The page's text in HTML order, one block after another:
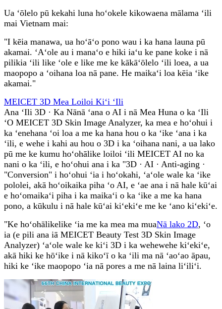
Ua ʻōlelo pū kekahi luna hoʻokele kikowaena mālama ʻili
mai Vietnam mai:
"I kēia manawa, ua hoʻāʻo pono wau i ka hana launa pū
akamai. ʻAʻole au i manaʻo e hiki iaʻu ke pane koke i nā
pilikia ʻili like ʻole e like me ke kākāʻōlelo ʻili loea, a ua
maopopo a ʻoihana loa nā pane. He maikaʻi loa kēia ʻike
akamai."
MEICET 3D Mea Loiloi Kiʻi ʻIli
Ana ʻIli 3D · Ka Nānā ʻana o AI i nā Mea Huna o ka ʻIli
ʻO MEICET 3D Skin Image Analyzer, ka mea e hoʻohui i
ka ʻenehana ʻoi loa a me ka hana hou o ka ʻike ʻana i ka
ʻili, e wehe i kahi au hou o 3D i ka ʻoihana nani, a ua lako
pū me ke kumu hoʻohālike loiloi ʻili MEICET AI no ka
nani o ka ʻili, e hoʻohui ana i ka "3D · AI · Anti-aging ·
"Conversion" i hoʻohui ʻia i hoʻokahi, ʻaʻole wale ka ʻike
pololei, akā hoʻoikaika piha ʻo AI, e ʻae ana i nā hale kūʻai
e hoʻomaikaʻi piha i ka maikaʻi o ka ʻike a me ka hana
pono, a kūkulu i nā hale kūʻai kiʻekiʻe me ke ʻano kiʻekiʻe.
"Ke hoʻohālikelike ʻia me ka mea ma muaNā lako 2D, ʻo
ia (e pili ana iā MEICET Beauty Test 3D Skin Image
Analyzer) ʻaʻole wale ke kiʻi 3D i ka wehewehe kiʻekiʻe,
akā hiki ke hōʻike i nā kikoʻī o ka ʻili ma nā ʻaoʻao āpau,
hiki ke ʻike maopopo ʻia nā pores a me nā laina liʻiliʻi.